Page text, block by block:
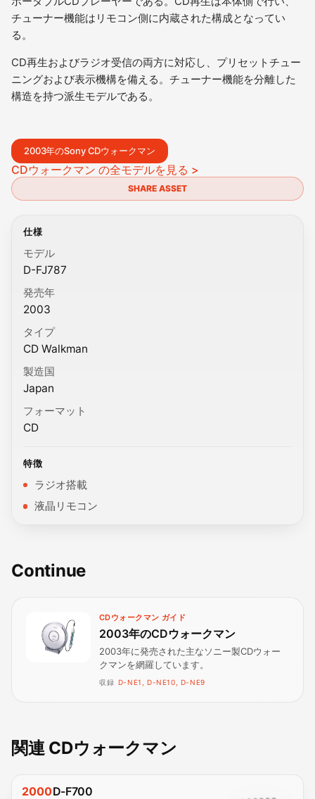
チューナー機能はリモコン側に内蔵された構成となってい
る。
CD再生およびラジオ受信の両方に対応し、プリセットチュー
ニングおよび表示機構を備える。チューナー機能を分離した
構造を持つ派生モデルである。
2003年のSony CDウォークマン
CDウォークマン の全モデルを見る >
SHARE ASSET
仕様
モデル
D-FJ787
発売年
2003
タイプ
CD Walkman
製造国
Japan
フォーマット
CD
特徴
ラジオ搭載
液晶リモコン
Continue
CDウォークマン ガイド
2003年のCDウォークマン
2003年に発売された主なソニー製CDウォー
クマンを網羅しています。
収録 D-NE1, D-NE10, D-NE9
関連 CDウォークマン
2000D-F700